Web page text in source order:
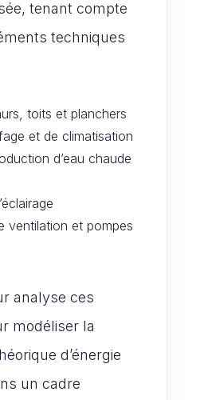
tenant compte
techniques
toits et planchers
et de climatisation
d’eau chaude
ventilation et pompes
analyse ces
modéliser la
d’énergie
un cadre